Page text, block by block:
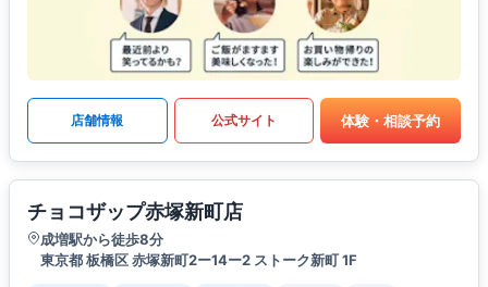
店舗情報 公式サイト 体験・相談予約
チョコザップ赤塚新町店
成増駅から徒歩8分
東京都 板橋区 赤塚新町2ー14ー2 ストーク新町 1F